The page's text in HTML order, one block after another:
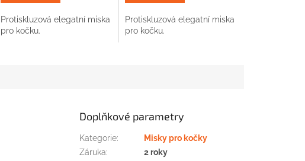
Protiskluzová elegatní miska
pro kočku.
Protiskluzová elegatní miska
pro kočku.
Doplňkové parametry
Kategorie:
Misky pro kočky
Záruka:
2 roky